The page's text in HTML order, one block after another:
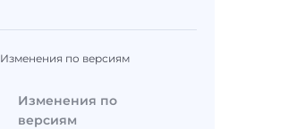
Изменения по версиям
Изменения по
версиям